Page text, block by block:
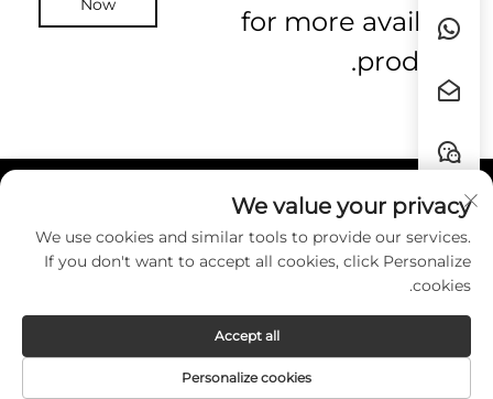
for more available
products.
Now
روابط سريعة
اتصل بنا
Copyright © Guangzhou HZW Enterprise
Privacy Policy
We value your privacy
We use cookies and similar tools to provide our services.
If you don't want to accept all cookies, click Personalize
cookies.
Personalize cookies
Accept all